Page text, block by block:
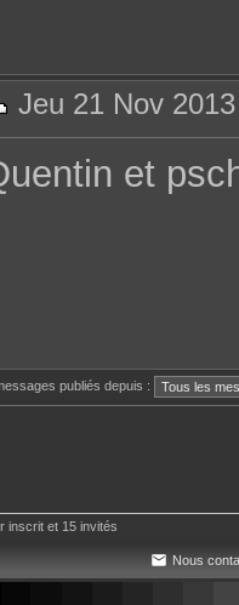
e
s
Jeu 21 Nov
et
publiés depuis :
inscrit et 15 invités
Nous